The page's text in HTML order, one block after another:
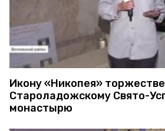
Икону «Никопея»
Староладожскому Свято-
монастырю